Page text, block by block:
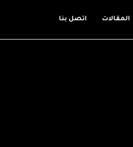
المقالات اتصل بنا